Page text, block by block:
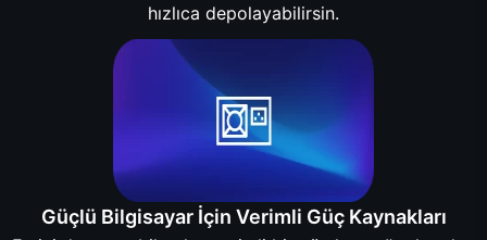
hızlıca depolayabilirsin.
Güçlü Bilgisayar İçin Verimli Güç Kaynakları